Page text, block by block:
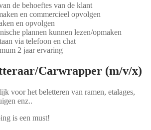
de behoeftes van de klant
en commercieel opvolgen
en opvolgen
plannen kunnen lezen/opmaken
via telefoon en chat
2 jaar ervaring
Carwrapper (m/v/x)
voor het beletteren van ramen, etalages,
enz..
is een must!